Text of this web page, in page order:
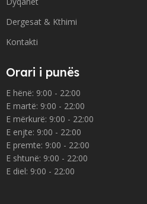
Dergesat & Kthimi
Kontakti
Orari i punës
E hënë: 9:00 - 22:00
E martë: 9:00 - 22:00
E mërkurë: 9:00 - 22:00
E enjte: 9:00 - 22:00
E premte: 9:00 - 22:00
E shtunë: 9:00 - 22:00
E diel: 9:00 - 22:00